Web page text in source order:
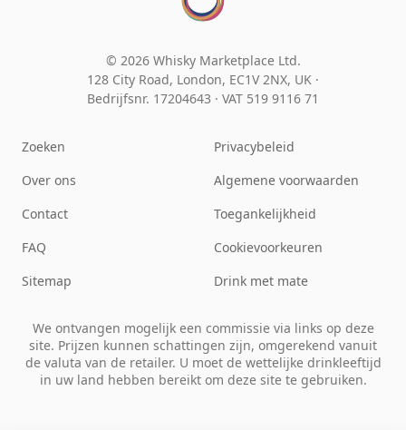
© 2026 Whisky Marketplace Ltd.
128 City Road, London, EC1V 2NX, UK ·
Bedrijfsnr. 17204643 · VAT 519 9116 71
Zoeken
Over ons
Contact
FAQ
Sitemap
Privacybeleid
Algemene voorwaarden
Toegankelijkheid
Cookievoorkeuren
Drink met mate
We ontvangen mogelijk een commissie via links op deze
site. Prijzen kunnen schattingen zijn, omgerekend vanuit
de valuta van de retailer. U moet de wettelijke drinkleeftijd
in uw land hebben bereikt om deze site te gebruiken.